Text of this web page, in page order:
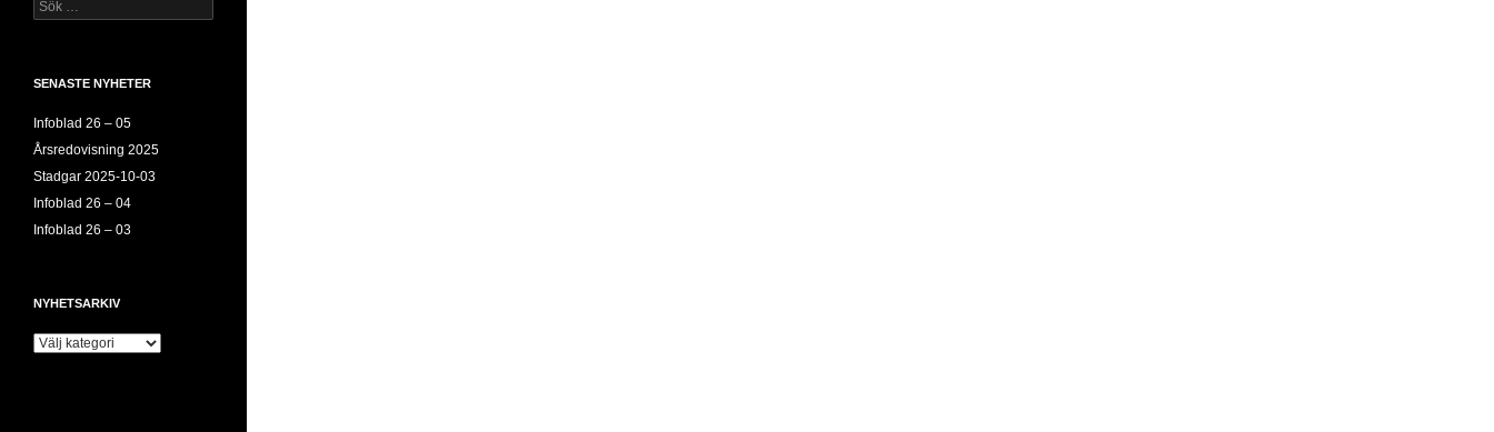
Sök
efter:
SENASTE NYHETER
Infoblad 26 – 05
Årsredovisning 2025
Stadgar 2025-10-03
Infoblad 26 – 04
Infoblad 26 – 03
NYHETSARKIV
Nyhetsarkiv